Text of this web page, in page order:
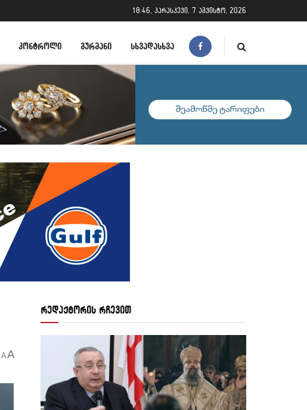
18:46, პარასკევი, 7 აგვისტო, 2026
ᲙᲝᲜᲢᲠᲝᲚᲘ ᲒᲣᲠᲛᲐᲜᲘ ᲡᲮᲕᲐᲓᲐᲡᲮᲕᲐ
AA
რედაქტორის რჩევით